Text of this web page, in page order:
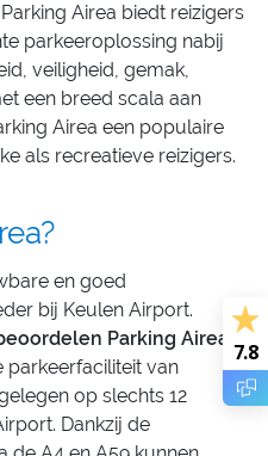
Airea biedt reizigers
parkeeroplossing nabij
veiligheid, gemak,
een breed scala aan
Airea een populaire
als recreatieve reizigers.
en goed
bij Keulen Airport.
Parking Airea
parkeerfaciliteit van
op slechts 12
Dankzij de
7.8